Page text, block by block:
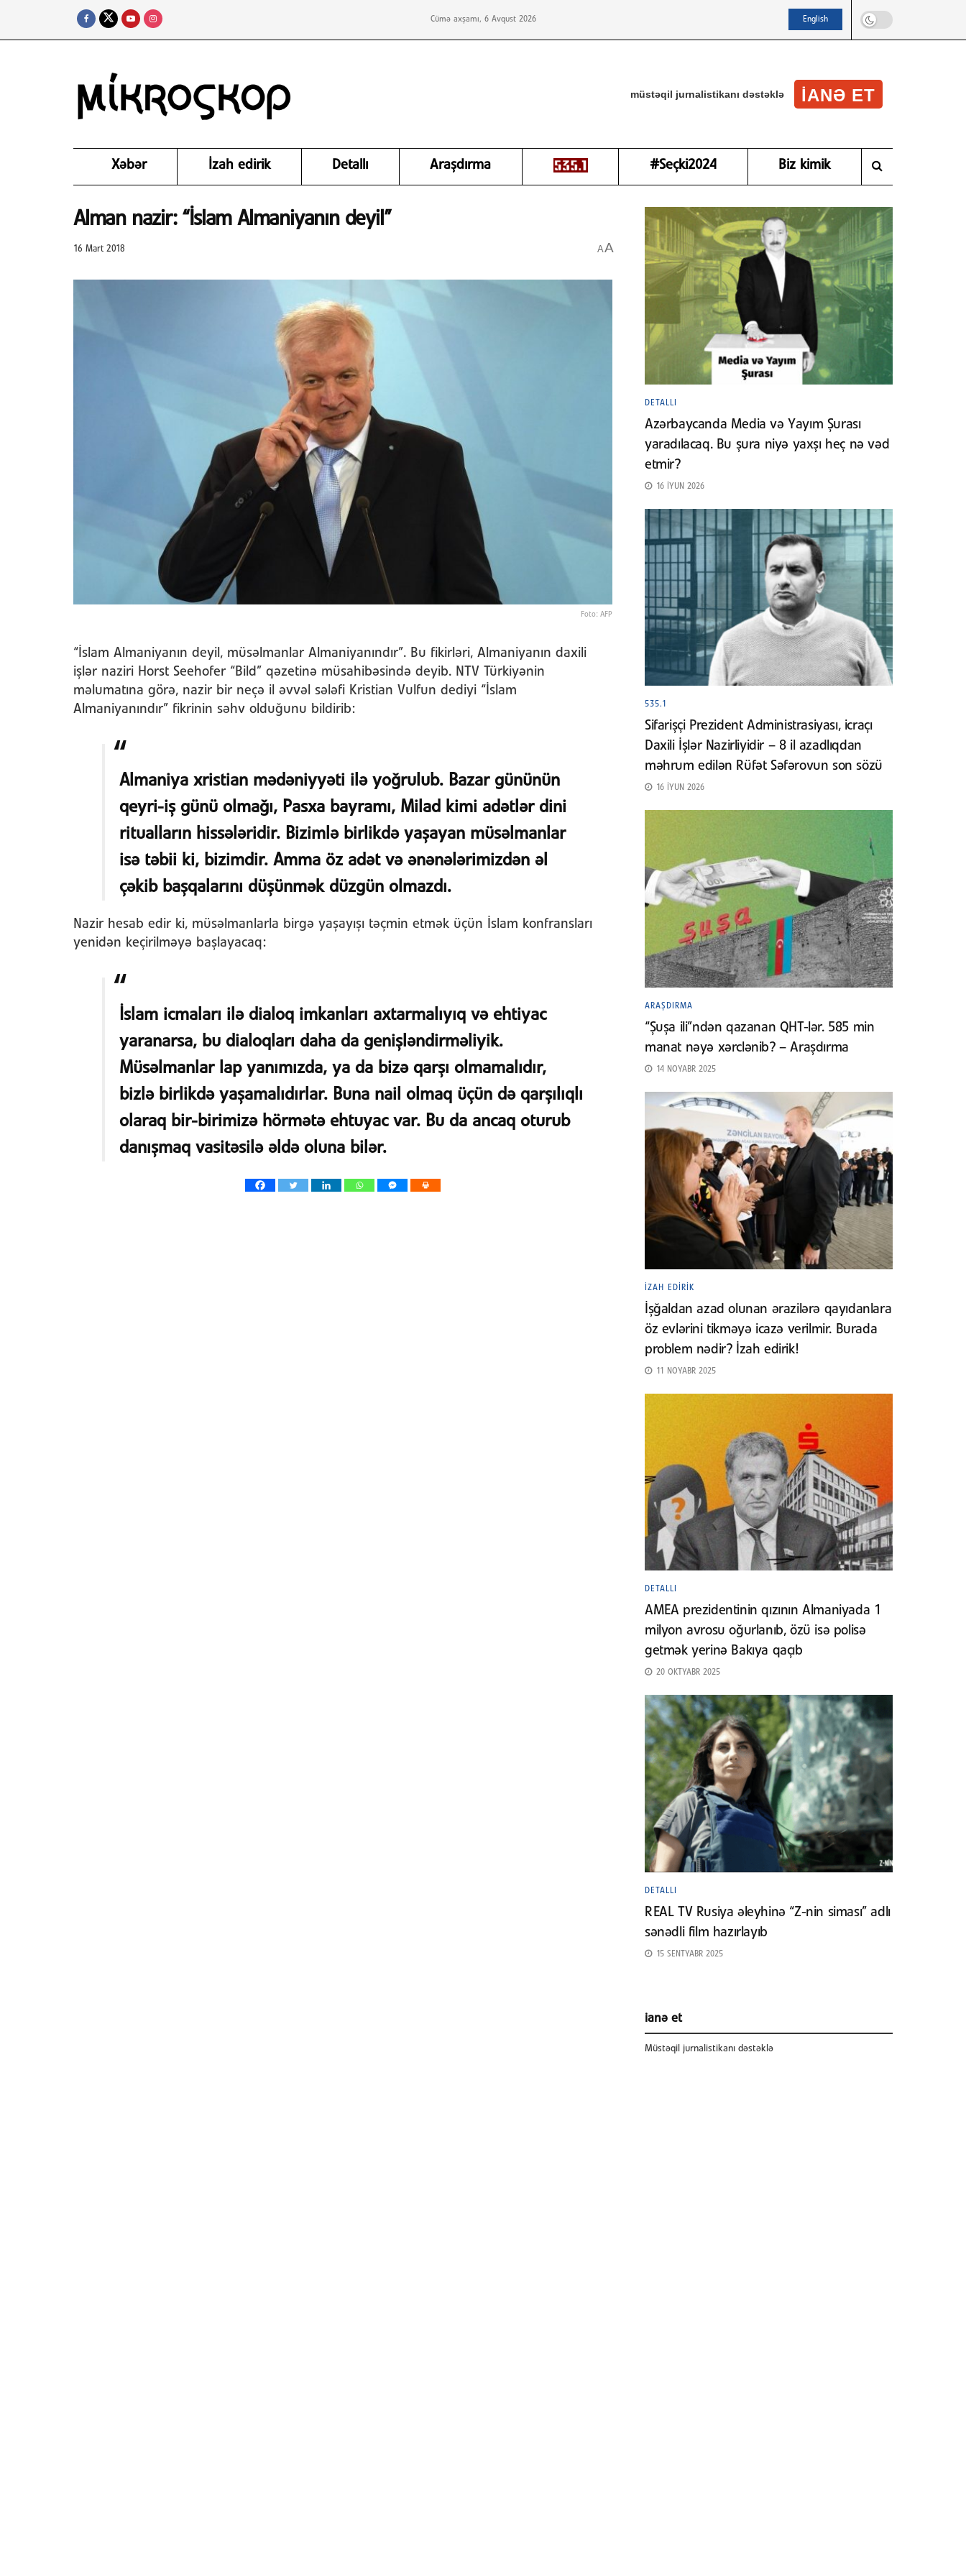
Cümə axşamı, 6 Avqust 2026 English
müstəqil jurnalistikanı dəstəklə IANƏ ET
Xəbər İzah edirik Detallı Araşdırma #Seçki2024 Biz kimik
Alman nazir: “İslam Almaniyanın deyil”
16 Mart 2018 AA
Foto: AFP
“İslam Almaniyanın deyil, müsəlmanlar Almaniyanındır”. Bu fikirləri, Almaniyanın daxili
işlər naziri Horst Seehofer “Bild” qəzetinə müsahibəsində deyib. NTV Türkiyənin
məlumatına görə, nazir bir neçə il əvvəl sələfi Kristian Vulfun dediyi “İslam
Almaniyanındır” fikrinin səhv olduğunu bildirib:
Almaniya xristian mədəniyyəti ilə yoğrulub. Bazar gününün
qeyri-iş günü olmağı, Pasxa bayramı, Milad kimi adətlər dini
ritualların hissələridir. Bizimlə birlikdə yaşayan müsəlmanlar
isə təbii ki, bizimdir. Amma öz adət və ənənələrimizdən əl
çəkib başqalarını düşünmək düzgün olmazdı.
Nazir hesab edir ki, müsəlmanlarla birgə yaşayışı təçmin etmək üçün İslam konfransları
yenidən keçirilməyə başlayacaq:
İslam icmaları ilə dialoq imkanları axtarmalıyıq və ehtiyac
yaranarsa, bu dialoqları daha da genişləndirməliyik.
Müsəlmanlar lap yanımızda, ya da bizə qarşı olmamalıdır,
bizlə birlikdə yaşamalıdırlar. Buna nail olmaq üçün də qarşılıqlı
olaraq bir-birimizə hörmətə ehtuyac var. Bu da ancaq oturub
danışmaq vasitəsilə əldə oluna bilər.
DETALLI
Azərbaycanda Media və Yayım Şurası
yaradılacaq. Bu şura niyə yaxşı heç nə vəd
etmir?
16 İYUN 2026
535.1
Sifarişçi Prezident Administrasiyası, icraçı
Daxili İşlər Nazirliyidir – 8 il azadlıqdan
məhrum edilən Rüfət Səfərovun son sözü
16 İYUN 2026
ARAŞDIRMA
“Şuşa ili”ndən qazanan QHT-lər. 585 min
manat nəyə xərclənib? – Araşdırma
14 NOYABR 2025
İZAH EDIRIK
İşğaldan azad olunan ərazilərə qayıdanlara
öz evlərini tikməyə icazə verilmir. Burada
problem nədir? İzah edirik!
11 NOYABR 2025
DETALLI
AMEA prezidentinin qızının Almaniyada 1
milyon avrosu oğurlanıb, özü isə polisə
getmək yerinə Bakıya qaçıb
20 OKTYABR 2025
DETALLI
REAL TV Rusiya əleyhinə “Z-nin siması” adlı
sənədli film hazırlayıb
15 SENTYABR 2025
ianə et
Müstəqil jurnalistikanı dəstəklə